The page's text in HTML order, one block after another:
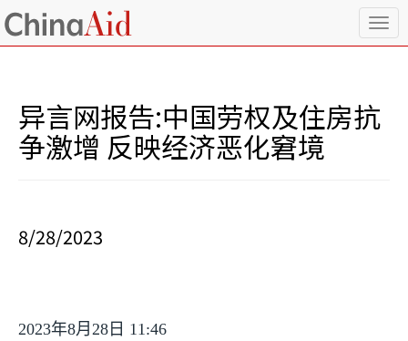
T
o
e
n
异言网报告:中国劳权及住房抗
争激增 反映经济恶化窘境
8/28/2023
2023年8月 28 日 11:46